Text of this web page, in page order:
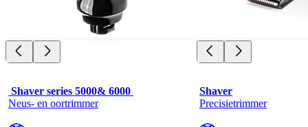
Shaver series 5000& 6000
Neus- en oortrimmer
Shaver
Precisietrimmer